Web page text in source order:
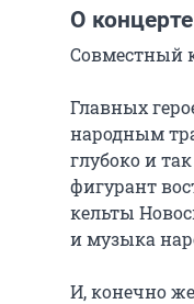
О концерте
Совместный
Главных
народным
глубоко и
фигурант
кельты
и музыка
И, конечно